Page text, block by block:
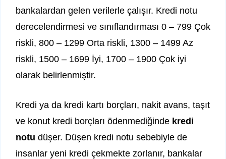
bankalardan gelen verilerle çalışır. Kredi notu
derecelendirmesi ve sınıflandırması 0 – 799 Çok
riskli, 800 – 1299 Orta riskli, 1300 – 1499 Az
riskli, 1500 – 1699 İyi, 1700 – 1900 Çok iyi
olarak belirlenmiştir.
Kredi ya da kredi kartı borçları, nakit avans, taşıt
ve konut kredi borçları ödenmediğinde kredi
notu düşer. Düşen kredi notu sebebiyle de
insanlar yeni kredi çekmekte zorlanır, bankalar